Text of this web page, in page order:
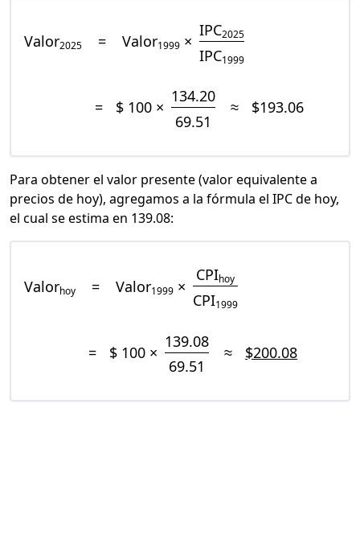
Valor2025 = Valor1999 ×
IPC2025
IPC1999
= $ 100 ×
134.20
69.51
≈ $193.06
Para obtener el valor presente (valor equivalente a
precios de hoy), agregamos a la fórmula el IPC de hoy,
el cual se estima en 139.08:
Valorhoy = Valor1999 ×
CPIhoy
CPI1999
= $ 100 ×
139.08
69.51
≈ $200.08